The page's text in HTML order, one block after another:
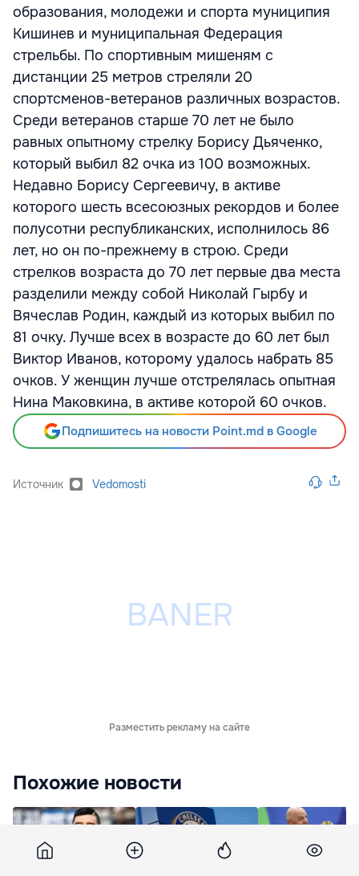
образования, молодежи и спорта муниципия
Кишинев и муниципальная Федерация
стрельбы. По спортивным мишеням с
дистанции 25 метров стреляли 20
спортсменов-ветеранов различных возрастов.
Среди ветеранов старше 70 лет не было
равных опытному стрелку Борису Дьяченко,
который выбил 82 очка из 100 возможных.
Недавно Борису Сергеевичу, в активе
которого шесть всесоюзных рекордов и более
полусотни республиканских, исполнилось 86
лет, но он по-прежнему в строю. Среди
стрелков возраста до 70 лет первые два места
разделили между собой Николай Гырбу и
Вячеслав Родин, каждый из которых выбил по
81 очку. Лучше всех в возрасте до 60 лет был
Виктор Иванов, которому удалось набрать 85
очков. У женщин лучше отстрелялась опытная
Нина Маковкина, в активе которой 60 очков.
Подпишитесь на новости Point.md в Google
Источник Vedomosti
Разместить рекламу на сайте
Похожие новости